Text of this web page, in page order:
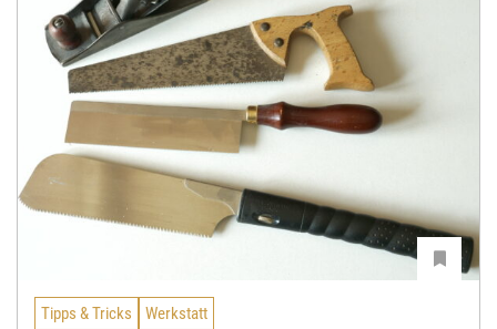
Tipps & Tricks Werkstatt